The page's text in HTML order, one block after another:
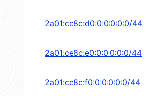
2a01:ce8c:d0:0:0:0:0:0/44
2a01:ce8c:e0:0:0:0:0:0/44
2a01:ce8c:f0:0:0:0:0:0/44